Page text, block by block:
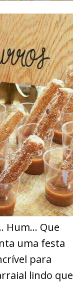
Hum… Que
uma festa
para
lindo que